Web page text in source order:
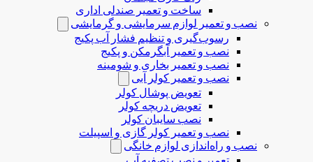
ساخت و تعمیر صندلی اداری
نصب و تعمیر لوازم سرمایشی و گرمایشی
رسوب‌گیری و تنظیم فشار آب پکیج
نصب و تعمیر آبگرمکن و پکیج
نصب و تعمیر بخاری و شومینه
نصب و تعمیر کولر آبی
تعویض پوشال کولر
تعویض دریچه کولر
نصب سایبان کولر
نصب و تعمیر کولر گازی و اسپیلت
نصب و راه‌اندازی لوازم خانگی